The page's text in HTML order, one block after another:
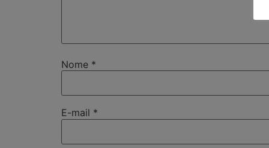
Nome *
E-mail *